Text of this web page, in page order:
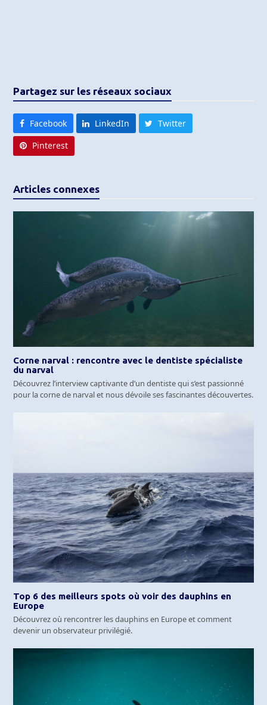
Partagez sur les réseaux sociaux
Facebook LinkedIn
Twitter
Pinterest
Articles connexes
Corne narval : rencontre avec le dentiste spécialiste
du narval
Découvrez l’interview captivante d’un dentiste qui s’est passionné
pour la corne de narval et nous dévoile ses fascinantes découvertes.
Top 6 des meilleurs spots où voir des dauphins en
Europe
Découvrez où rencontrer les dauphins en Europe et comment
devenir un observateur privilégié.